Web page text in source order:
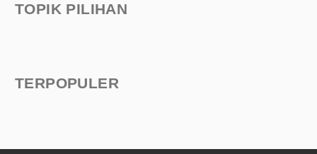
TOPIK PILIHAN
TERPOPULER